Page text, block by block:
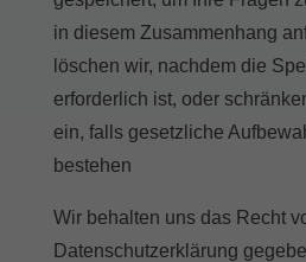
in diesem Zusammenhang
löschen wir, nachdem die
erforderlich ist, oder
ein, falls gesetzliche
bestehen
Wir behalten uns das Recht
Datenschutzerklärung